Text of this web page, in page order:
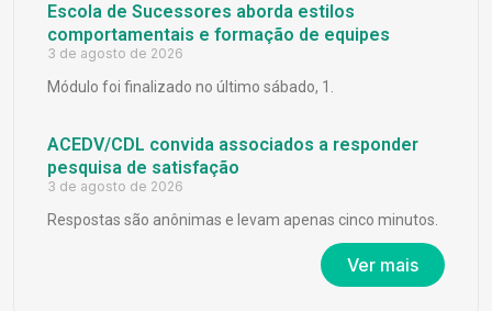
Escola de Sucessores aborda estilos
comportamentais e formação de equipes
3 de agosto de 2026
Módulo foi finalizado no último sábado, 1.
ACEDV/CDL convida associados a responder
pesquisa de satisfação
3 de agosto de 2026
Respostas são anônimas e levam apenas cinco minutos.
Ver mais